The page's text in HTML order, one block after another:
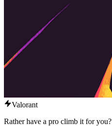
Valorant
Rather have a pro climb it for you?